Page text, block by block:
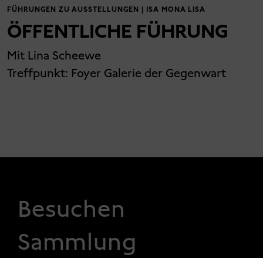
FÜHRUNGEN ZU AUSSTELLUNGEN | ISA MONA LISA
ÖFFENTLICHE FÜHRUNG
Mit Lina Scheewe
Treffpunkt: Foyer Galerie der Gegenwart
FOOTER 1
Besuchen
Sammlung